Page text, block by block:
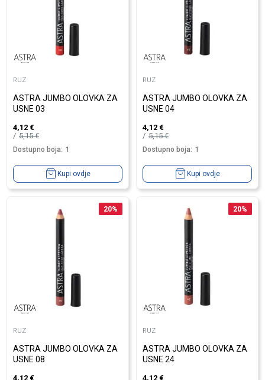
RUZ
ASTRA JUMBO OLOVKA ZA
USNE 03
4,12 €
5,15€
Dostupno boja: 1
Kupi ovdje
RUZ
ASTRA JUMBO OLOVKA ZA
USNE 04
4,12 €
5,15€
Dostupno boja: 1
Kupi ovdje
20%
RUZ
ASTRA JUMBO OLOVKA ZA
USNE 08
4,12 €
20%
RUZ
ASTRA JUMBO OLOVKA ZA
USNE 24
4,12 €